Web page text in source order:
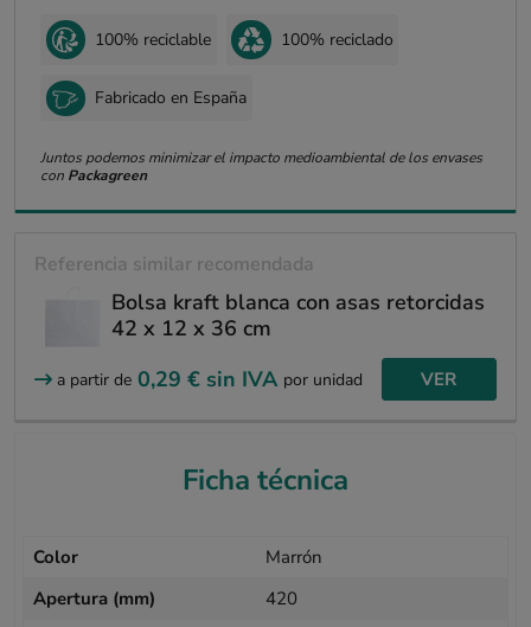
100% reciclable 100% reciclado
Fabricado en España
Juntos podemos minimizar el impacto medioambiental de los envases
con Packagreen
Referencia similar recomendada
Bolsa kraft blanca con asas retorcidas
42 x 12 x 36 cm
a partir de 0,29 € sin IVA por unidad VER
Ficha técnica
Color
Marrón
Apertura (mm)
420